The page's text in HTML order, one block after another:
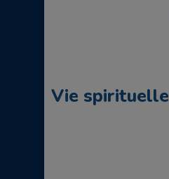
Vie spirituelle